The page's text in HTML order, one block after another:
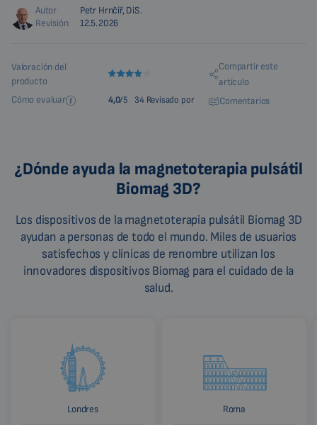
Autor
Petr Hrnčíř, DiS.
Revisión
12.5.2026
Valoración del
producto
Cómo evaluar
4,0/5 34 Revisado por
Compartir este
artículo
Comentarios
¿Dónde ayuda la magnetoterapia pulsátil
Biomag 3D?
Los dispositivos de la magnetoterapia pulsátil Biomag 3D
ayudan a personas de todo el mundo. Miles de usuarios
satisfechos y clínicas de renombre utilizan los
innovadores dispositivos Biomag para el cuidado de la
salud.
Londres Roma